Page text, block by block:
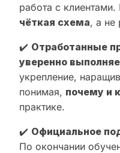
работа с клиентами.
чёткая схема, а не
✔️ Отработанные
уверенно
укрепление,
понимая, почему и
практике.
✔️ Официальное
По окончании